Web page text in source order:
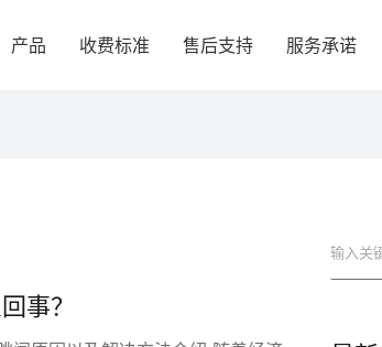
产品 收费标准 售后支持 服务承诺
事？